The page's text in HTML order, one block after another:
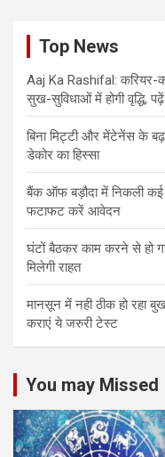
Top News
Aaj Ka Rashifal: करियर-
सुख-सुविधाओं में होगी वृद्धि,
बिना मिट्टी और मेंटेनेंस के
डेकोर का हिस्‍सा
बैंक ऑफ बड़ौदा में निकली कई
फटाफट करें आवेदन
घंटों बैठकर काम करने से हो
मिलेगी राहत
मानसून में नही ठीक हो रहा
कराएं ये जरुरी टेस्ट
You may Missed